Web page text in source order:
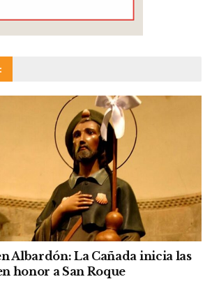
Albardón: La Cañada inicia las
honor a San Roque